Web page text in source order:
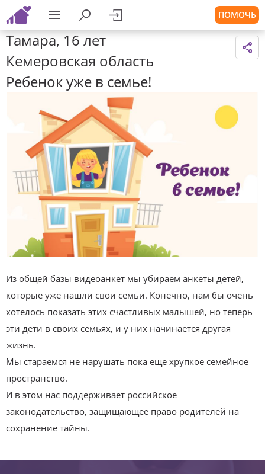
ПОМОЧЬ
Тамара, 16 лет
Кемеровская область
Ребенок уже в семье!
Из общей базы видеоанкет мы убираем анкеты детей,
которые уже нашли свои семьи. Конечно, нам бы очень
хотелось показать этих счастливых малышей, но теперь
эти дети в своих семьях, и у них начинается другая
жизнь.
Мы стараемся не нарушать пока еще хрупкое семейное
пространство.
И в этом нас поддерживает российское
законодательство, защищающее право родителей на
сохранение тайны.